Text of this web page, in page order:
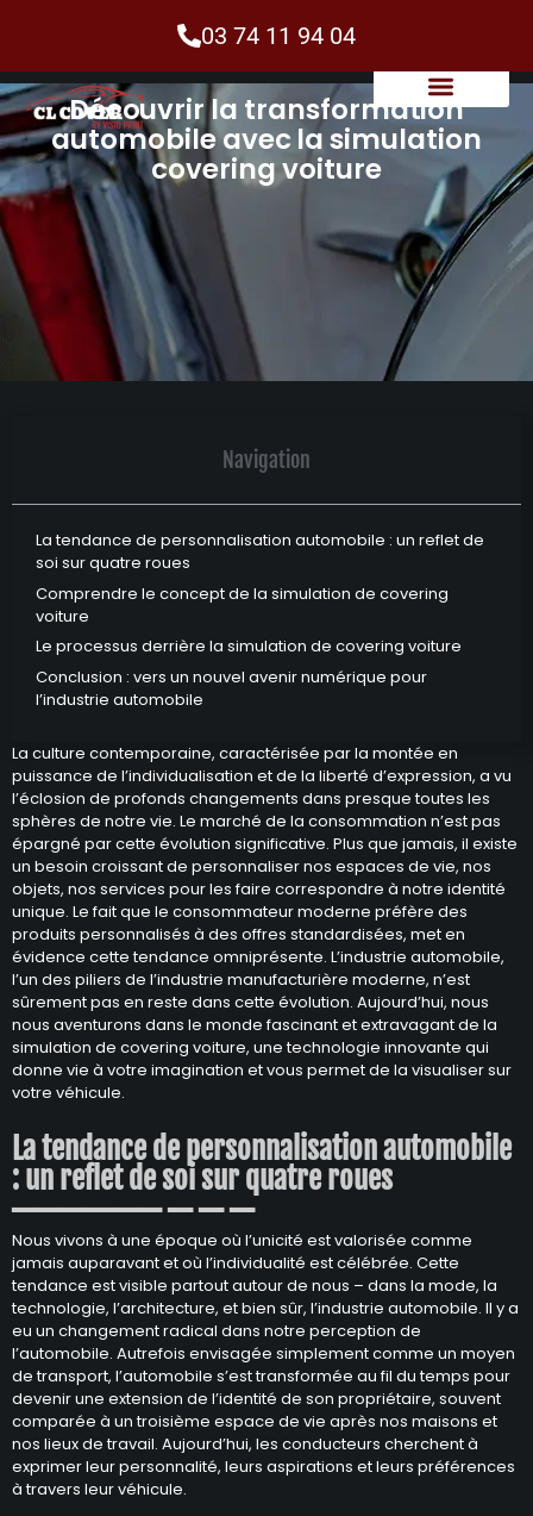
03 74 11 94 04
Découvrir la transformation
automobile avec la simulation
covering voiture
Navigation
La tendance de personnalisation automobile : un reflet de
soi sur quatre roues
Comprendre le concept de la simulation de covering
voiture
Le processus derrière la simulation de covering voiture
Conclusion : vers un nouvel avenir numérique pour
l’industrie automobile
La culture contemporaine, caractérisée par la montée en
puissance de l’individualisation et de la liberté d’expression, a vu
l’éclosion de profonds changements dans presque toutes les
sphères de notre vie. Le marché de la consommation n’est pas
épargné par cette évolution significative. Plus que jamais, il existe
un besoin croissant de personnaliser nos espaces de vie, nos
objets, nos services pour les faire correspondre à notre identité
unique. Le fait que le consommateur moderne préfère des
produits personnalisés à des offres standardisées, met en
évidence cette tendance omniprésente. L’industrie automobile,
l’un des piliers de l’industrie manufacturière moderne, n’est
sûrement pas en reste dans cette évolution. Aujourd’hui, nous
nous aventurons dans le monde fascinant et extravagant de la
simulation de covering voiture, une technologie innovante qui
donne vie à votre imagination et vous permet de la visualiser sur
votre véhicule.
La tendance de personnalisation automobile
: un reflet de soi sur quatre roues
Nous vivons à une époque où l’unicité est valorisée comme
jamais auparavant et où l’individualité est célébrée. Cette
tendance est visible partout autour de nous – dans la mode, la
technologie, l’architecture, et bien sûr, l’industrie automobile. Il y a
eu un changement radical dans notre perception de
l’automobile. Autrefois envisagée simplement comme un moyen
de transport, l’automobile s’est transformée au fil du temps pour
devenir une extension de l’identité de son propriétaire, souvent
comparée à un troisième espace de vie après nos maisons et
nos lieux de travail. Aujourd’hui, les conducteurs cherchent à
exprimer leur personnalité, leurs aspirations et leurs préférences
à travers leur véhicule.